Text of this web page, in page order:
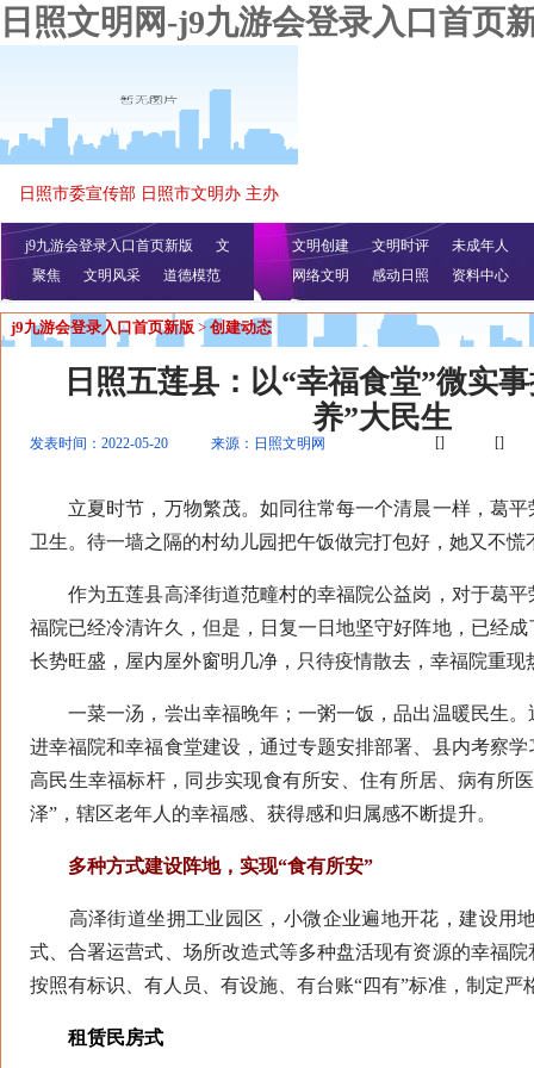
日照文明网-j9九游会登录入口首页
日照市委宣传部 日照市文明办 主办
j9九游会登录入口首页新版
文
明播报
公益视频
聚焦 文明风采 道德模范
文明创建 文明时评
未成年人
网络文明
感动日照 资料中心
j9九游会登录入口首页新版 > 创建动态
日照五莲县：以“幸福食堂”微实
养”大民生
发表时间：2022-05-20 来源：日照文明网 [] []
立夏时节，万物繁茂。如同往常每一个清晨一样，葛平
卫生。待一墙之隔的村幼儿园把午饭做完打包好，她又不
作为五莲县高泽街道范疃村的幸福院公益岗，对于葛平
福院已经冷清许久，但是，日复一日地坚守好阵地，已经
长势旺盛，屋内屋外窗明几净，只待疫情散去，幸福院重现
一菜一汤，尝出幸福晚年；一粥一饭，品出温暖民生。
进幸福院和幸福食堂建设，通过专题安排部署、县内考察
高民生幸福标杆，同步实现食有所安、住有所居、病有所
泽”，辖区老年人的幸福感、获得感和归属感不断提升。
多种方式建设阵地，实现“食有所安”
高泽街道坐拥工业园区，小微企业遍地开花，建设用
式、合署运营式、场所改造式等多种盘活现有资源的幸福
按照有标识、有人员、有设施、有台账“四有”标准，制定
租赁民房式